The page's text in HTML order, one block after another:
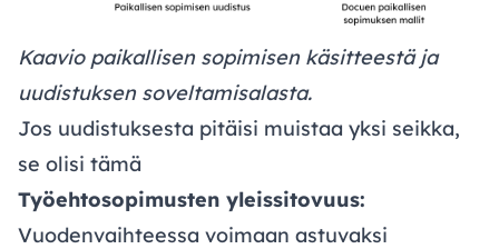
Kaavio paikallisen sopimisen käsitteestä ja
uudistuksen soveltamisalasta.
Jos uudistuksesta pitäisi muistaa yksi seikka,
se olisi tämä
Työehtosopimusten yleissitovuus:
Vuodenvaihteessa voimaan astuvaksi